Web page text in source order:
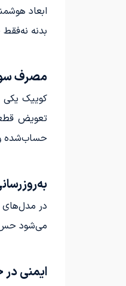
ابعاد
بدنه
مصرف
کوییک یکی
تعویض
حساب‌شده
به‌روزرسانی‌های
می‌شود حس
ایمنی در